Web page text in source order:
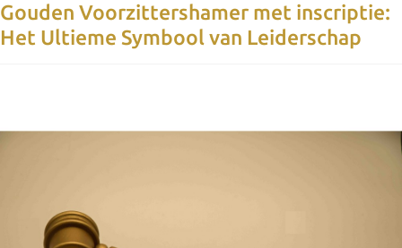
Gouden Voorzittershamer met inscriptie:
Het Ultieme Symbool van Leiderschap